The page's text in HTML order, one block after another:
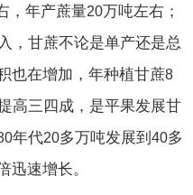
，年产蔗量20万吨左右；
，甘蔗不论是单产还是总
也在增加，年种植甘蔗8
高三四成，是平果发展甘
年代20多万吨发展到40多
迅速增长。